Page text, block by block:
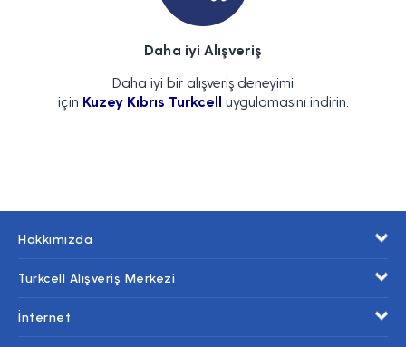
Daha iyi Alışveriş
Daha iyi bir alışveriş deneyimi
için Kuzey Kıbrıs Turkcell uygulamasını indirin.
Hakkımızda
Turkcell Alışveriş Merkezi
İnternet